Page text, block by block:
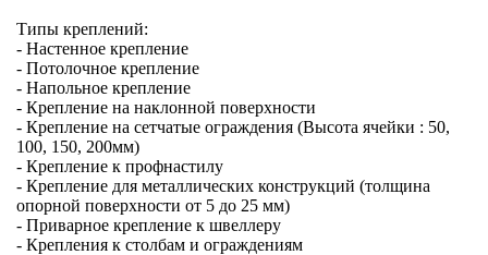
Типы креплений:
- Настенное крепление
- Потолочное крепление
- Напольное крепление
- Крепление на наклонной поверхности
- Крепление на сетчатые ограждения (Высота ячейки : 50,
100, 150, 200мм)
- Крепление к профнастилу
- Крепление для металлических конструкций (толщина
опорной поверхности от 5 до 25 мм)
- Приварное крепление к швеллеру
- Крепления к столбам и ограждениям